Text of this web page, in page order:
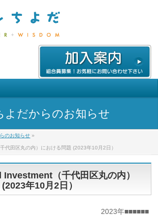
よだからのお知らせ
のお知らせ »
代田区丸の内）における問題 (2023年10月2日）
（千代田区丸の内）
年10月2日）
2023年■■■■■■